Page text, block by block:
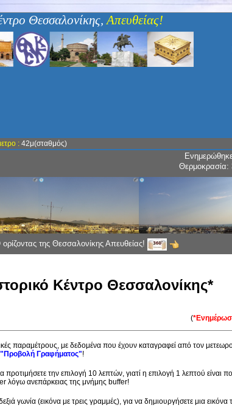
Θεσσαλονίκης,Απευθείας!
:42μ(σταθμός)
Θερμοκρασία:
της Θεσσαλονίκης Απευθείας!
Κέντρο Θεσσαλονίκης*
(
παραμέτρους, με δεδομένα που έχουν καταγραφεί από τον
"Προβολή Γραφήματος"!
την επιλογή 10 λεπτών, γιατί η επιλογή 1 λεπτού είναι
λόγω ανεπάρκειας της μνήμης buffer!
γωνία (εικόνα με τρεις γραμμές), για να δημιουργήσετε μια